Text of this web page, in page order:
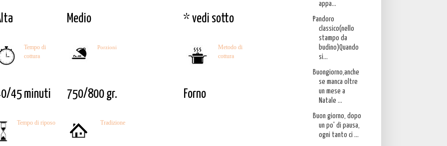
Medio * vedi sotto
Tempo di
cottura
Porzioni
Metodo di
cottura
45 minuti 750/800 gr. Forno
Tempo di riposo Tradizione
appa...
Pandoro
classico(nello
stampo da
budino)Quando
si...
Buongiorno,anche
se manca oltre
un mese a
Natale ...
Buon giorno, dopo
un po' di pausa,
ogni tanto ci ...